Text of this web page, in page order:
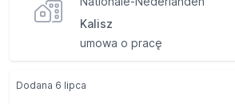
Kalisz
umowa o pracę
Dodana 6 lipca